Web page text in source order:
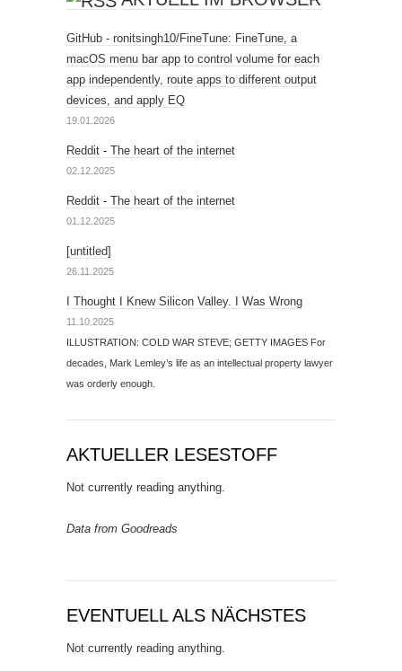
GitHub - ronitsingh10/FineTune: FineTune, a
macOS menu bar app to control volume for each
app independently, route apps to different output
devices, and apply EQ
19.01.2026
Reddit - The heart of the internet
02.12.2025
Reddit - The heart of the internet
01.12.2025
[untitled]
26.11.2025
I Thought I Knew Silicon Valley. I Was Wrong
11.10.2025
ILLUSTRATION: COLD WAR STEVE; GETTY IMAGES For
decades, Mark Lemley’s life as an intellectual property lawyer
was orderly enough.
AKTUELLER LESESTOFF
Not currently reading anything.
Data from Goodreads
EVENTUELL ALS NÄCHSTES
Not currently reading anything.